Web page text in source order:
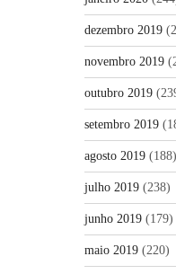
dezembro 2019
novembro 2019
outubro 2019
setembro 2019
agosto 2019 (188)
julho 2019 (238)
junho 2019 (179)
maio 2019 (220)